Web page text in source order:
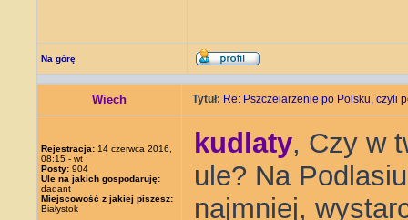
Na górę
Wiech Tytuł: Re: Pszczelarzenie po Polsku, czyli
Rejestracja: 14 czerwca 2016,
08:15 - wt
Posty: 904
Ule na jakich gospodaruję:
dadant
Miejscowość z jakiej piszesz:
Białystok
kudlaty, Czy w
ule? Na
najmniej,